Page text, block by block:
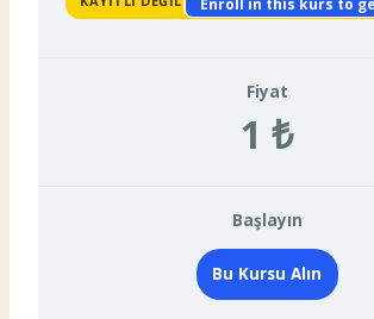
Fiyat
1 ₺
Başlayın
Bu Kursu Alın